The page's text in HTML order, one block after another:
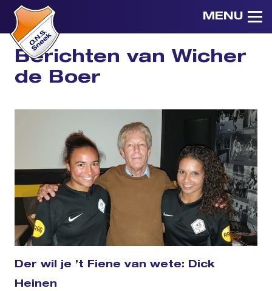
MENU
Berichten van Wicher
de Boer
Der wil je ’t Fiene van wete: Dick
Heinen